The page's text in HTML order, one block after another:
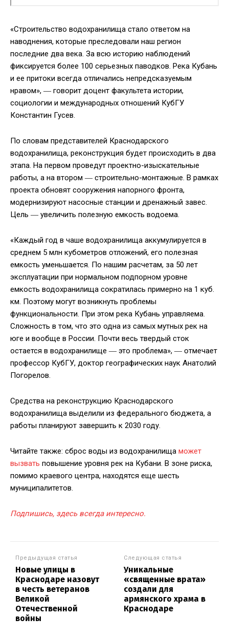
«Строительство водохранилища стало ответом на
наводнения, которые преследовали наш регион
последние два века. За всю историю наблюдений
фиксируется более 100 серьезных паводков. Река Кубань
и ее притоки всегда отличались непредсказуемым
нравом», ― говорит доцент факультета истории,
социологии и международных отношений КубГУ
Константин Гусев.
По словам представителей Краснодарского
водохранилища, реконструкция будет происходить в два
этапа. На первом проведут проектно-изыскательные
работы, а на втором ― строительно-монтажные. В рамках
проекта обновят сооружения напорного фронта,
модернизируют насосные станции и дренажный завес.
Цель ― увеличить полезную емкость водоема.
«Каждый год в чаше водохранилища аккумулируется в
среднем 5 млн кубометров отложений, его полезная
емкость уменьшается. По нашим расчетам, за 50 лет
эксплуатации при нормальном подпорном уровне
емкость водохранилища сократилась примерно на 1 куб.
км. Поэтому могут возникнуть проблемы
функциональности. При этом река Кубань управляема.
Сложность в том, что это одна из самых мутных рек на
юге и вообще в России. Почти весь твердый сток
остается в водохранилище ― это проблема», ― отмечает
профессор КубГУ, доктор географических наук Анатолий
Погорелов.
Средства на реконструкцию Краснодарского
водохранилища выделили из федерального бюджета, а
работы планируют завершить к 2030 году.
Читайте также: сброс воды из водохранилища может
вызвать повышение уровня рек на Кубани. В зоне риска,
помимо краевого центра, находятся еще шесть
муниципалитетов.
Подпишись, здесь всегда интересно.
Предыдущая статья
Новые улицы в
Краснодаре назовут
в честь ветеранов
Великой
Отечественной
войны
Следующая статья
Уникальные
«священные врата»
создали для
армянского храма в
Краснодаре